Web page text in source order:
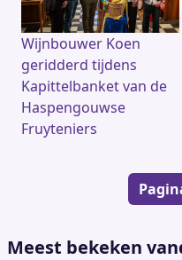
Wijnbouwer Koen
geridderd tijdens
Kapittelbanket van de
Haspengouwse
Fruyteniers
Meest bekeken